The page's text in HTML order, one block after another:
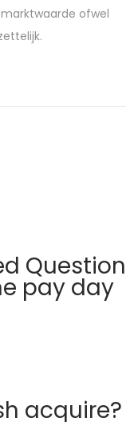
ofwel
Question
pay day
acquire?